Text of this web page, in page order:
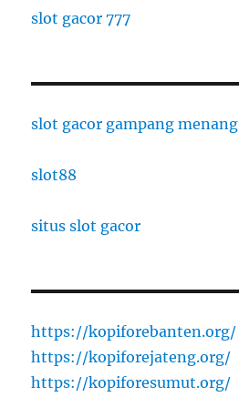
slot gacor 777
slot gacor gampang menang
slot88
situs slot gacor
https://kopiforebanten.org/
https://kopiforejateng.org/
https://kopiforesumut.org/